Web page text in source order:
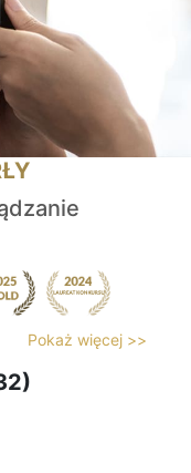
Pokaż więcej >>